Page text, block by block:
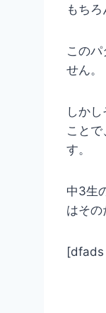
もち
この
せん。
しか
こと
す。
中3生
はその
[dfads